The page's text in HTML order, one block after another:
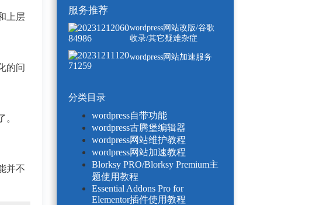
上层
的问
并不
服务推荐
wordpress网站改版/谷歌
收录/其它疑难杂症
wordpress网站加速服务
分类目录
wordpress自带功能
wordpress古腾堡编辑器
wordpress网站维护教程
wordpress网站加速教程
Blorksy PRO/Blorksy Premium主
题使用教程
Essential Addons Pro for
Elementor插件使用教程